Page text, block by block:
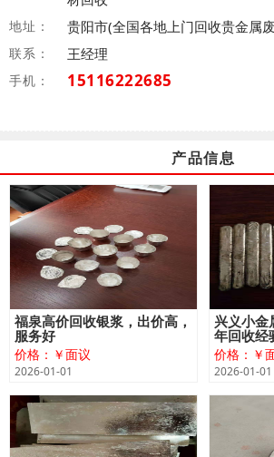
地址： 贵阳市(全国各地上门回收贵金属废
联系： 王经理
手机： 15116222685
产品信息
福泉高价回收银浆，出价高，
服务好
价格：￥面议
2026-01-01
兴义小金
年回收经
价格：￥
2026-01-01